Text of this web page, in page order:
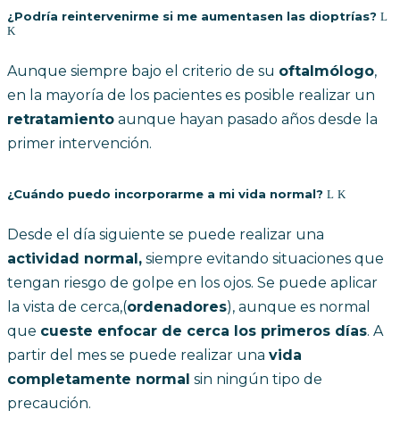
¿Podría reintervenirme si me aumentasen las dioptrías?
Aunque siempre bajo el criterio de su oftalmólogo,
en la mayoría de los pacientes es posible realizar un
retratamiento aunque hayan pasado años desde la
primer intervención.
¿Cuándo puedo incorporarme a mi vida normal?
Desde el día siguiente se puede realizar una
actividad normal, siempre evitando situaciones que
tengan riesgo de golpe en los ojos. Se puede aplicar
la vista de cerca,(ordenadores), aunque es normal
que cueste enfocar de cerca los primeros días. A
partir del mes se puede realizar una vida
completamente normal sin ningún tipo de
precaución.